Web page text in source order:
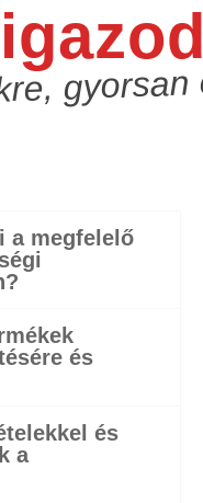
a megfelelő
és
és
a